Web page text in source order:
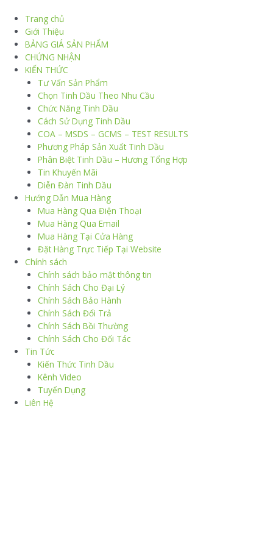
Trang chủ
Giới Thiệu
BẢNG GIÁ SẢN PHẨM
CHỨNG NHẬN
KIẾN THỨC
Tư Vấn Sản Phẩm
Chọn Tinh Dầu Theo Nhu Cầu
Chức Năng Tinh Dầu
Cách Sử Dụng Tinh Dầu
COA – MSDS – GCMS – TEST RESULTS
Phương Pháp Sản Xuất Tinh Dầu
Phân Biệt Tinh Dầu – Hương Tổng Hợp
Tin Khuyến Mãi
Diễn Đàn Tinh Dầu
Hướng Dẫn Mua Hàng
Mua Hàng Qua Điện Thoại
Mua Hàng Qua Email
Mua Hàng Tại Cửa Hàng
Đặt Hàng Trực Tiếp Tại Website
Chính sách
Chính sách bảo mật thông tin
Chính Sách Cho Đại Lý
Chính Sách Bảo Hành
Chính Sách Đổi Trả
Chính Sách Bồi Thường
Chính Sách Cho Đối Tác
Tin Tức
Kiến Thức Tinh Dầu
Kênh Video
Tuyển Dụng
Liên Hệ